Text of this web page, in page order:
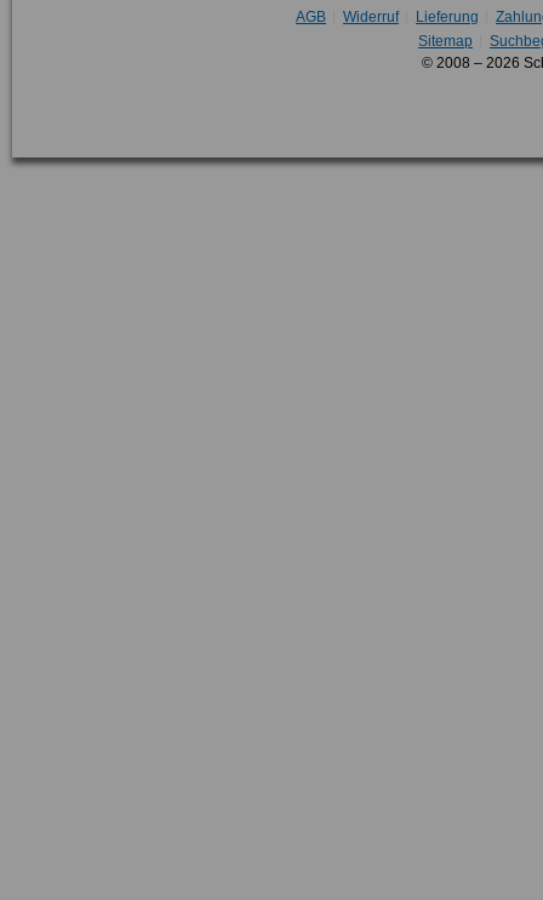
AGB Widerruf Lieferung
Sitemap
© 2008 – 2026